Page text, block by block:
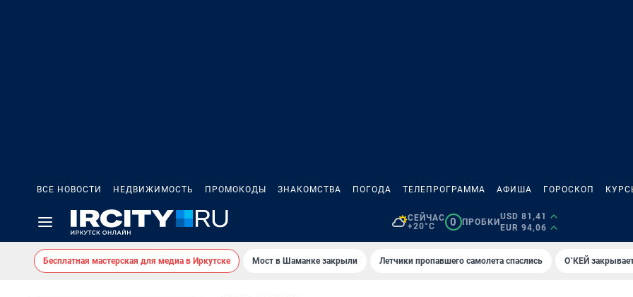
ВСЕ НОВОСТИ НЕДВИЖИМОСТЬ ПРОМОКОДЫ ЗНАКОМСТВА ПОГОДА ТЕЛЕПРОГРАММА АФИША ГОРОСКОП
СЕЙЧАС
+20°C
0 ПРОБКИ
USD 81,41
EUR 94,06
Бесплатная мастерская для медиа в Иркутске Мост в Шаманке закрыли Летчики пропавшего самолета спаслись О`КЕЙ